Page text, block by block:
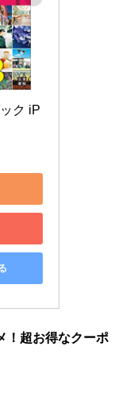
ク iP
！超お得なクーポ